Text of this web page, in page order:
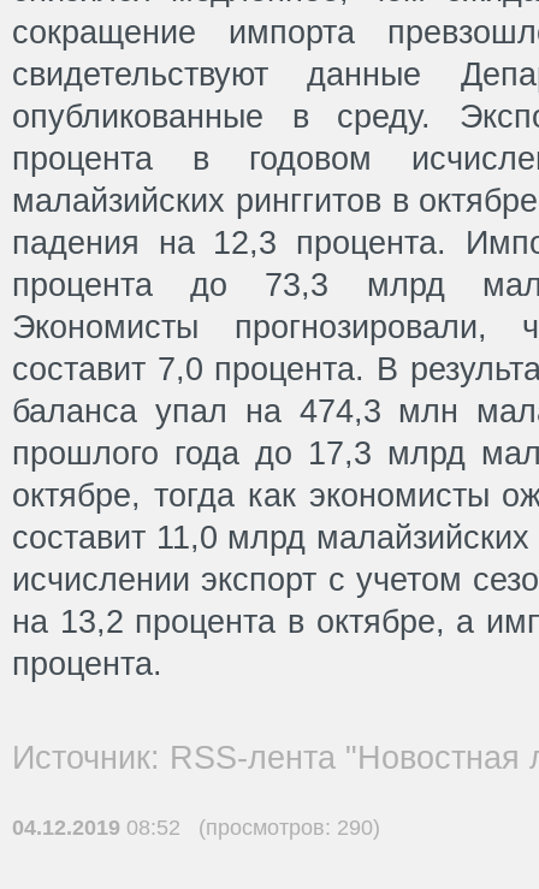
сокращение импорта
свидетельствуют данные
опубликованные в среду.
процента в годовом
малайзийских ринггитов в
падения на 12,3 процента.
процента до 73,3 млрд
Экономисты прогнозировали,
составит 7,0 процента. В
баланса упал на 474,3 млн
прошлого года до 17,3 млрд
октябре, тогда как экономисты
составит 11,0 млрд
исчислении экспорт с учетом
на 13,2 процента в октябре, а
процента.
Источник: RSS-лента "Новостная
04.12.2019 08:52 (просмотров: 290)